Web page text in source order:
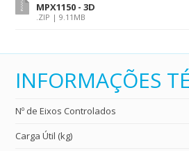
MPX1150 - 3D
.ZIP | 9.11MB
INFORMAÇÕES
Nº de Eixos Controlados
Carga Útil (kg)